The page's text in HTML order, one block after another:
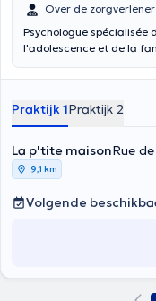
Over de zorgverlener
Psychologue spécialisée
l'adolescence et de la
Praktijk 1Praktijk 2
La p'tite maisonRue
9,1 km
Volgende